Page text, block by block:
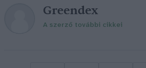
Greendex
A szerző további cikkei